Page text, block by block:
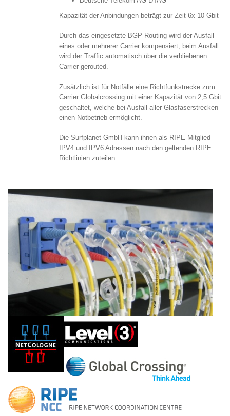
Kapazität der Anbindungen beträgt zur Zeit 6x 10 Gbit
Durch das eingesetzte BGP Routing wird der Ausfall
eines oder mehrerer Carrier kompensiert, beim Ausfall
wird der Traffic automatisch über die verbliebenen
Carrier gerouted.
Zusätzlich ist für Notfälle eine Richtfunkstrecke zum
Carrier Globalcrossing mit einer Kapazität von 2,5 Gbit
geschaltet, welche bei Ausfall aller Glasfaserstrecken
einen Notbetrieb ermöglicht.
Die Surfplanet GmbH kann ihnen als RIPE Mitglied
IPV4 und IPV6 Adressen nach den geltenden RIPE
Richtlinien zuteilen.